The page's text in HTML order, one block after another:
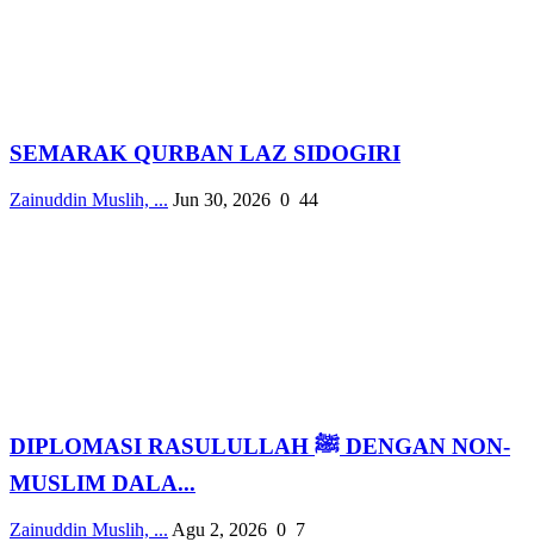
SEMARAK QURBAN LAZ SIDOGIRI
Zainuddin Muslih, ... Jun 30, 2026 0 44
DIPLOMASI RASULULLAH ﷺ DENGAN NON-
MUSLIM DALA...
Zainuddin Muslih, ... Agu 2, 2026 0 7